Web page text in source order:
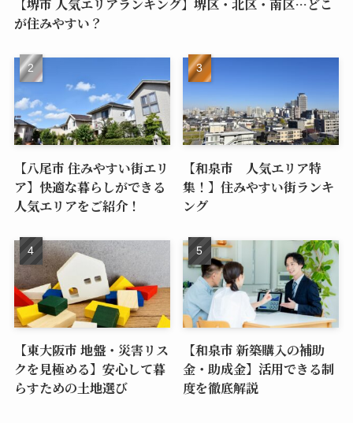
が住みやすい？
【八尾市 住みやすい街エリ
ア】快適な暮らしができる
人気エリアをご紹介！
【和泉市 人気エリア特
集！】住みやすい街ランキ
ング
【東大阪市 地盤・災害リス
クを見極める】安心して暮
らすための土地選び
【和泉市 新築購入の補助
金・助成金】活用できる制
度を徹底解説